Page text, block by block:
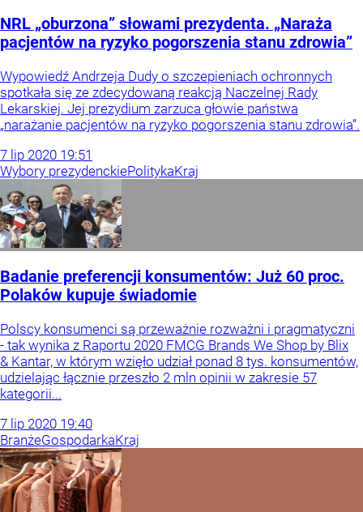
NRL „oburzona” słowami prezydenta. „Naraża
pacjentów na ryzyko pogorszenia stanu zdrowia”
Wypowiedź Andrzeja Dudy o szczepieniach ochronnych
spotkała się ze zdecydowaną reakcją Naczelnej Rady
Lekarskiej. Jej prezydium zarzuca głowie państwa
„narażanie pacjentów na ryzyko pogorszenia stanu zdrowia”.
7 lip 2020 19:51
Wybory prezydenckiePolitykaKraj
Badanie preferencji konsumentów: Już 60 proc.
Polaków kupuje świadomie
Polscy konsumenci są przeważnie rozważni i pragmatyczni
- tak wynika z Raportu 2020 FMCG Brands We Shop by Blix
& Kantar, w którym wzięło udział ponad 8 tys. konsumentów,
udzielając łącznie przeszło 2 mln opinii w zakresie 57
kategorii...
7 lip 2020 19:40
BranżeGospodarkaKraj